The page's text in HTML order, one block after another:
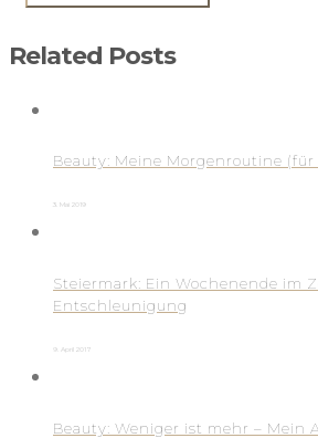
Related Posts
Beauty: Meine Morgenroutine
3. Mai 2019
Steiermark: Ein Wochenende im
Entschleunigung
9. April 2017
Beauty: Weniger ist mehr – Mein